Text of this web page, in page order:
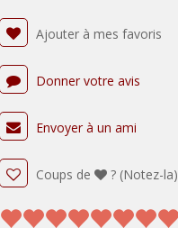
Ajouter à mes favoris
Donner votre avis
Envoyer à un ami
Coups de ? (Notez-la)